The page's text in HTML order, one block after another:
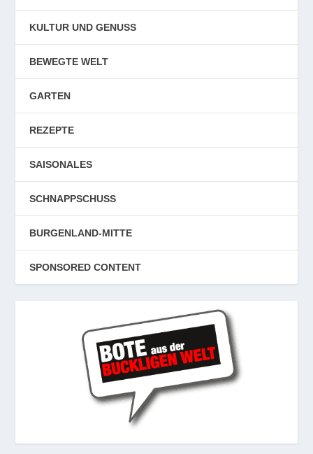
KULTUR UND GENUSS
BEWEGTE WELT
GARTEN
REZEPTE
SAISONALES
SCHNAPPSCHUSS
BURGENLAND-MITTE
SPONSORED CONTENT